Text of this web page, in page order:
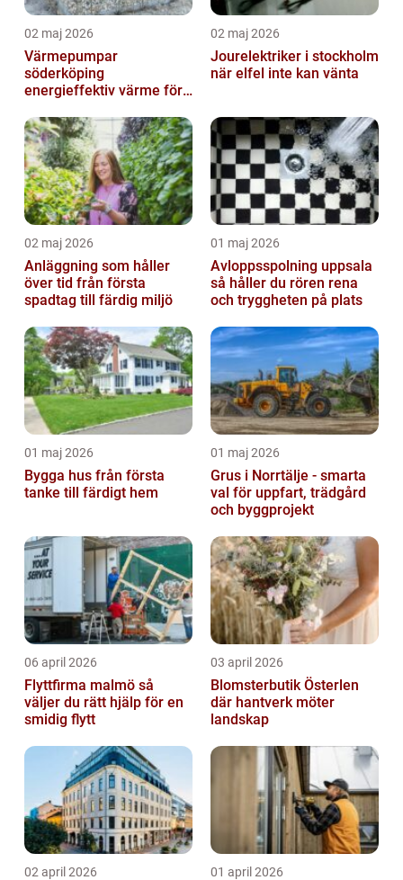
02 maj 2026
Värmepumpar
söderköping
energieffektiv värme för
02 maj 2026
Jourelektriker i stockholm
när elfel inte kan vänta
02 maj 2026
Anläggning som håller
över tid från första
spadtag till färdig miljö
01 maj 2026
Avloppsspolning uppsala
så håller du rören rena
och tryggheten på plats
01 maj 2026
Bygga hus från första
tanke till färdigt hem
01 maj 2026
Grus i Norrtälje - smarta
val för uppfart, trädgård
och byggprojekt
06 april 2026
Flyttfirma malmö så
väljer du rätt hjälp för en
smidig flytt
03 april 2026
Blomsterbutik Österlen
där hantverk möter
landskap
02 april 2026 01 april 2026